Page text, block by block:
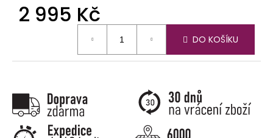
2 995 Kč
DO KOŠÍKU